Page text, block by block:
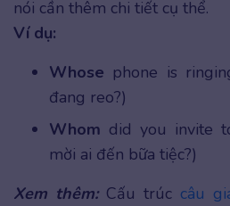
nói cần thêm chi tiết cụ thể.
Ví dụ:
Whose phone is
đang reo?)
Whom did you invite
mời ai đến bữa tiệc?)
Xem thêm:Cấu trúc câu